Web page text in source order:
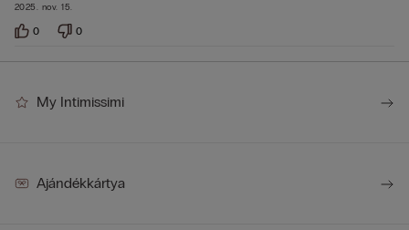
2025. nov. 15.
0 0
My Intimissimi
Ajándékkártya